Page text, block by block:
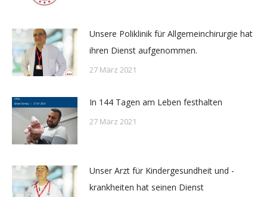
Unsere Poliklinik für Allgemeinchirurgie hat
ihren Dienst aufgenommen.
27 März 2021
In 144 Tagen am Leben festhalten
27 März 2021
Unser Arzt für Kindergesundheit und -
krankheiten hat seinen Dienst